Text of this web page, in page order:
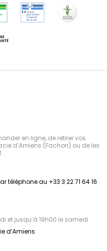
en ligne, de retirer vos
d’Amiens (Fachon) ou de les
au +33 3 22 71 64 16
et jusqu’à 19h00 le samedi
d’Amiens